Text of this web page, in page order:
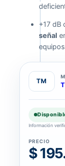
Todos
los
+17 dB
señal
TM
Información
PRECIO
$